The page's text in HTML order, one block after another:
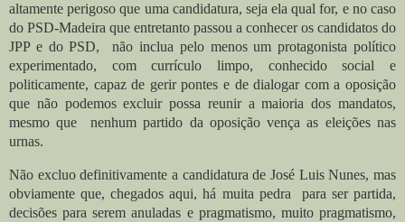
altamente perigoso que uma candidatura, seja ela qual for, e no caso
do PSD-Madeira que entretanto passou a conhecer os candidatos do
JPP e do PSD, não inclua pelo menos um protagonista político
experimentado, com currículo limpo, conhecido social e
politicamente, capaz de gerir pontes e de dialogar com a oposição
que não podemos excluir possa reunir a maioria dos mandatos,
mesmo que nenhum partido da oposição vença as eleições nas
urnas.
Não excluo definitivamente a candidatura de José Luis Nunes, mas
obviamente que, chegados aqui, há muita pedra para ser partida,
decisões para serem anuladas e pragmatismo, muito pragmatismo,